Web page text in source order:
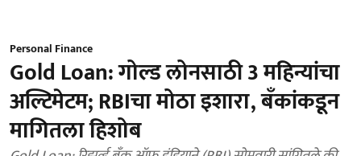
Personal Finance
Gold Loan: गोल्ड लोनसाठी 3 महिन्यांचा
अल्टिमेटम; RBIचा मोठा इशारा, बँकांकडून
मागितला हिशोब